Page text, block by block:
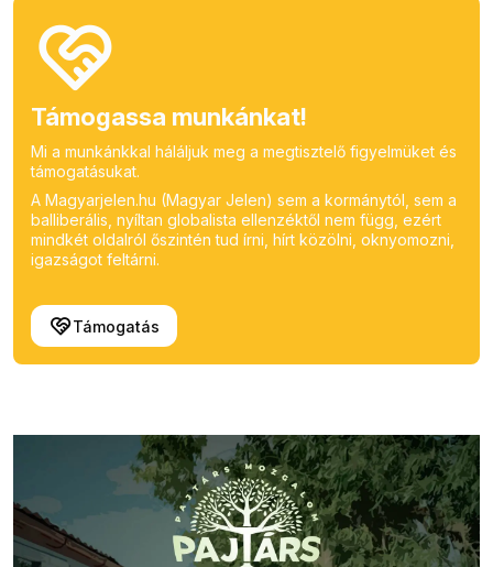
Támogassa munkánkat!
Mi a munkánkkal háláljuk meg a megtisztelő figyelmüket és
támogatásukat.
A Magyarjelen.hu (Magyar Jelen) sem a kormánytól, sem a
balliberális, nyíltan globalista ellenzéktől nem függ, ezért
mindkét oldalról őszintén tud írni, hírt közölni, oknyomozni,
igazságot feltárni.
Támogatás